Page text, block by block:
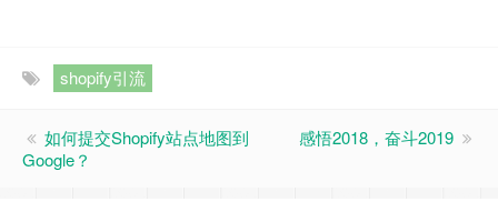
shopify引流
如何提交Shopify站点地图到
Google？
感悟2018，奋斗2019